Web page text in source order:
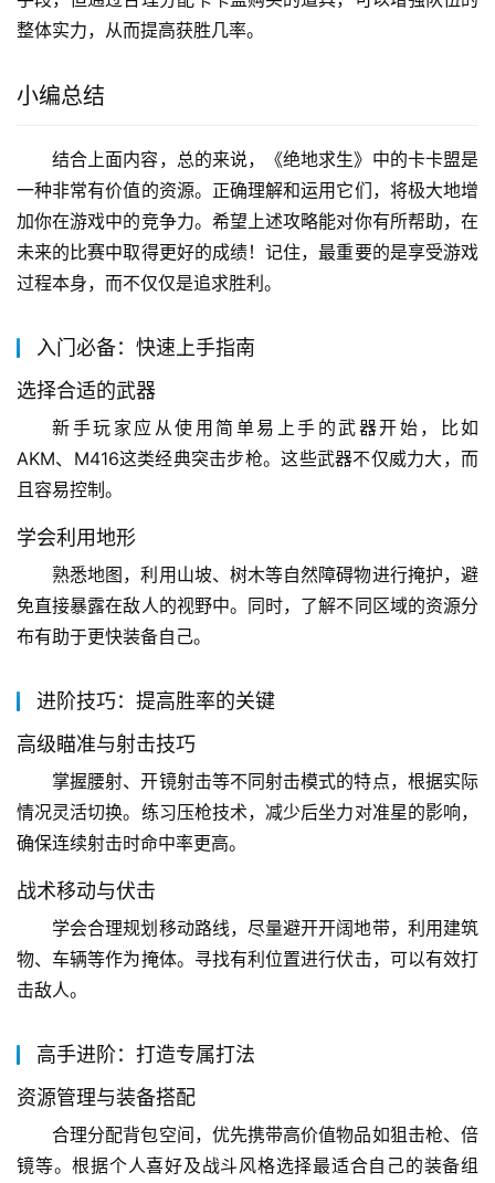
整体实力，从而提高获胜几率。
小编总结
结合上面内容，总的来说，《绝地求生》中的卡卡盟是
一种非常有价值的资源。正确理解和运用它们，将极大地增
加你在游戏中的竞争力。希望上述攻略能对你有所帮助，在
未来的比赛中取得更好的成绩！记住，最重要的是享受游戏
过程本身，而不仅仅是追求胜利。
入门必备：快速上手指南
选择合适的武器
新手玩家应从使用简单易上手的武器开始，比如
AKM、M416这类经典突击步枪。这些武器不仅威力大，而
且容易控制。
学会利用地形
熟悉地图，利用山坡、树木等自然障碍物进行掩护，避
免直接暴露在敌人的视野中。同时，了解不同区域的资源分
布有助于更快装备自己。
进阶技巧：提高胜率的关键
高级瞄准与射击技巧
掌握腰射、开镜射击等不同射击模式的特点，根据实际
情况灵活切换。练习压枪技术，减少后坐力对准星的影响，
确保连续射击时命中率更高。
战术移动与伏击
学会合理规划移动路线，尽量避开开阔地带，利用建筑
物、车辆等作为掩体。寻找有利位置进行伏击，可以有效打
击敌人。
高手进阶：打造专属打法
资源管理与装备搭配
合理分配背包空间，优先携带高价值物品如狙击枪、倍
镜等。根据个人喜好及战斗风格选择最适合自己的装备组